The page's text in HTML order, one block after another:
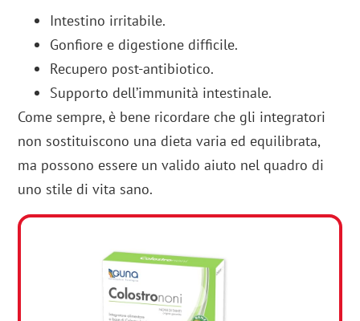
Intestino irritabile.
Gonfiore e digestione difficile.
Recupero post-antibiotico.
Supporto dell’immunità intestinale.
Come sempre, è bene ricordare che gli integratori
non sostituiscono una dieta varia ed equilibrata,
ma possono essere un valido aiuto nel quadro di
uno stile di vita sano.